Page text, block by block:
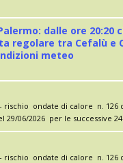
dalle ore 20:20
regolare tra Cefalù e
meteo
ondate di calore n. 126
29/06/2026 per le successive
ondate di calore n. 126